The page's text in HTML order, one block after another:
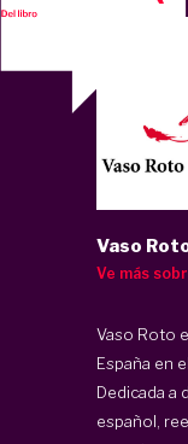
Vaso
Ve más
Vaso Roto
España en
Dedicada a
español,